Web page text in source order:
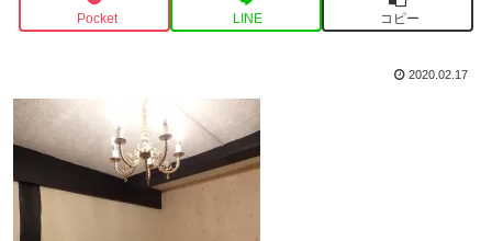
Pocket LINE コピー
2020.02.17